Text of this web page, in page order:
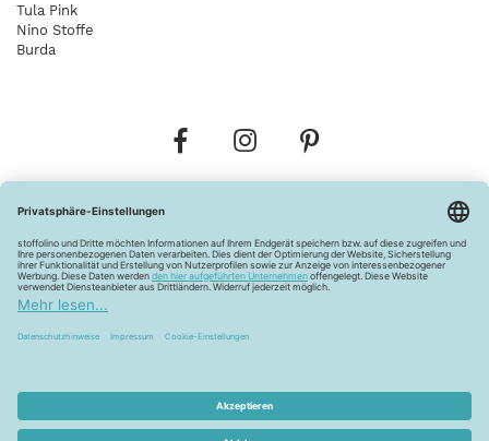
Tula Pink
Nino Stoffe
Burda
Widerrufsbelehrung Vertrag widerrufen
Barrierefreiheitserklärung
Pflegehinweise